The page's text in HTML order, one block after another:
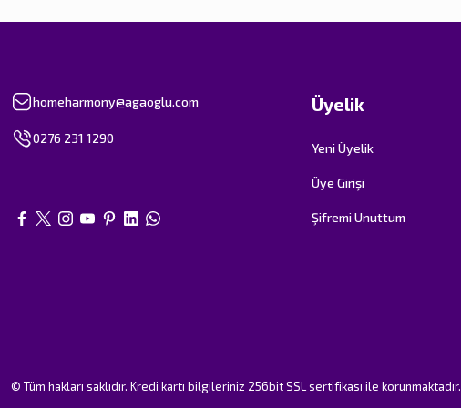
homeharmony@agaoglu.com
0276 231 1290
Üyelik
Yeni Üyelik
Üye Girişi
Şifremi Unuttum
© Tüm hakları saklıdır. Kredi kartı bilgileriniz 256bit SSL sertifikası ile korunmaktadır.